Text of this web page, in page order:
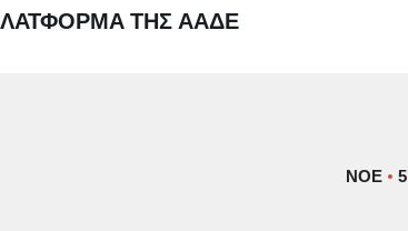
ΤΗΣ ΑΑΔΕ
ΝΟΈ 5